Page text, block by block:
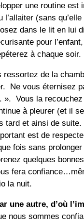
une routine est
(sans
dans le lit en lui
pour
à chaque soir.
de la
Ne vous éternisez
». Vous la
à pleurer (et il
tard et ainsi de
est de
fois sans
quelques
fera
la nuit.
une autre, d’où
nous sommes